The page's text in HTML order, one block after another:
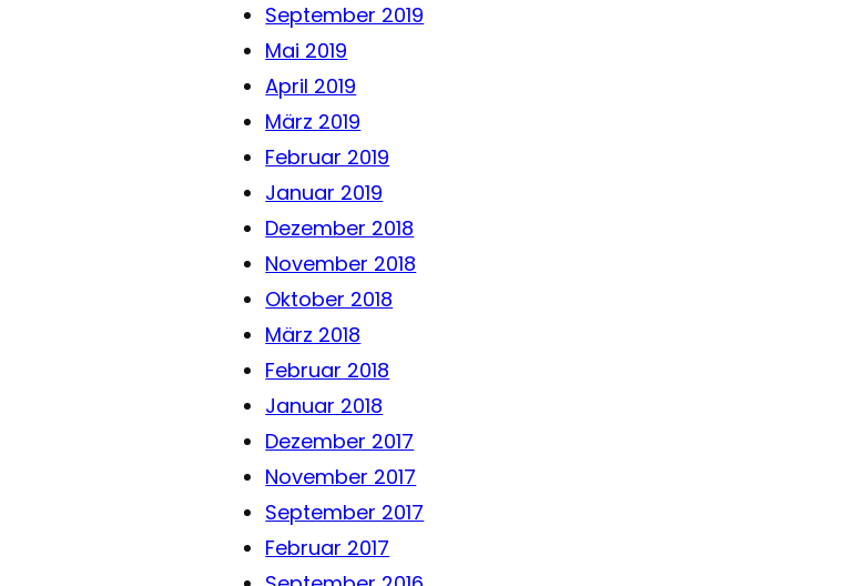
September 2019
Mai 2019
April 2019
März 2019
Februar 2019
Januar 2019
Dezember 2018
November 2018
Oktober 2018
März 2018
Februar 2018
Januar 2018
Dezember 2017
November 2017
September 2017
Februar 2017